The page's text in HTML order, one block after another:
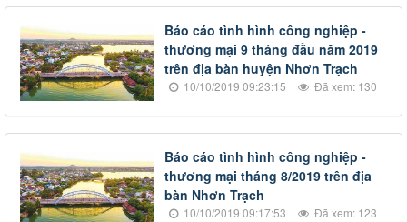
Báo cáo tình hình công nghiệp -
thương mại 9 tháng đầu năm 2019
trên địa bàn huyện Nhơn Trạch
10/10/2019 09:23:15 Đã xem: 130
Báo cáo tình hình công nghiệp -
thương mại tháng 8/2019 trên địa
bàn Nhơn Trạch
10/10/2019 09:17:53 Đã xem: 123